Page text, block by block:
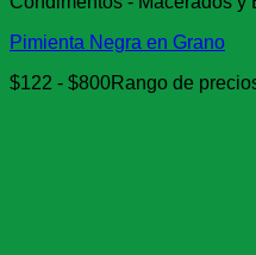
Pimienta Negra en Grano
$122 - $800Rango de